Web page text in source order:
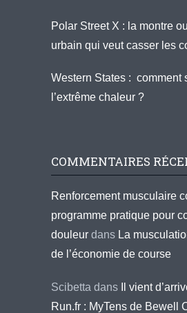
Polar Street X : la montre
urbain qui veut casser les
Western States : comment
l’extrême chaleur ?
COMMENTAIRES
Renforcement musculaire
programme pratique pour
douleur dans La
de l’économie de course
Scibetta dans
Il vient
Run.fr : MyTens de Bewell